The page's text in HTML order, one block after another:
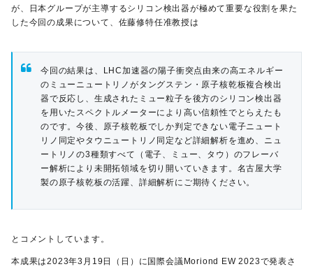
が、日本グループが主導するシリコン検出器が極めて重要な役割を果た
した今回の成果について、佐藤修特任准教授は
今回の結果は、LHC加速器の陽子衝突点由来の高エネルギー
のミューニュートリノがタングステン・原子核乾板複合検出
器で反応し、生成されたミュー粒子を後方のシリコン検出器
を用いたスペクトルメーターにより高い信頼性でとらえたも
のです。今後、原子核乾板でしか判定できない電子ニュート
リノ同定やタウニュートリノ同定など詳細解析を進め、ニュ
ートリノの3種類すべて（電子、ミュー、タウ）のフレーバ
ー解析により未開拓領域を切り開いていきます。名古屋大学
製の原子核乾板の活躍、詳細解析にご期待ください。
とコメントしています。
本成果は2023年3月19日（日）に国際会議Moriond EW 2023で発表さ